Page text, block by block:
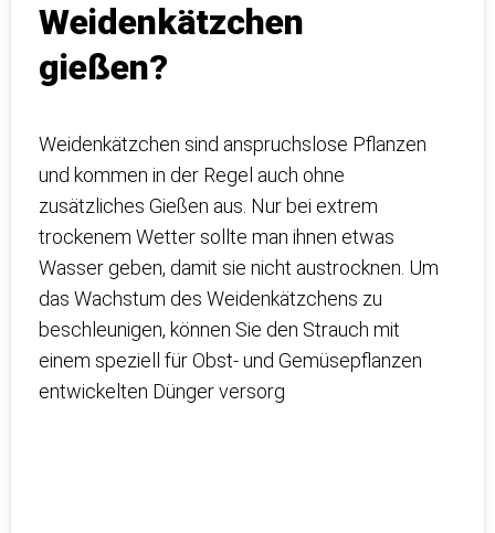
Weidenkätzchen
gießen?
Weidenkätzchen sind anspruchslose Pflanzen
und kommen in der Regel auch ohne
zusätzliches Gießen aus. Nur bei extrem
trockenem Wetter sollte man ihnen etwas
Wasser geben, damit sie nicht austrocknen. Um
das Wachstum des Weidenkätzchens zu
beschleunigen, können Sie den Strauch mit
einem speziell für Obst- und Gemüsepflanzen
entwickelten Dünger versorg